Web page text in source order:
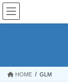
コ
ン
テ
ス
ナ
ビ
ゲ
ン
HOME GLM